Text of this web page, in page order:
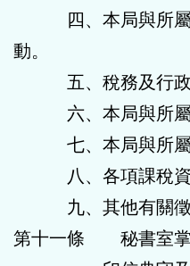
四、本局與所屬機
動。
五、稅務及行政
六、本局與所屬機
七、本局與所屬機
八、各項課稅資料
九、其他有關徵收
第十一條 秘書室掌